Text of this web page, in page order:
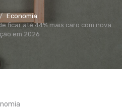
Economia
ficar até 44% mais caro com nova
em 2026